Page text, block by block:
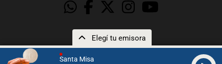
Santa Misa
Elegí tu emisora